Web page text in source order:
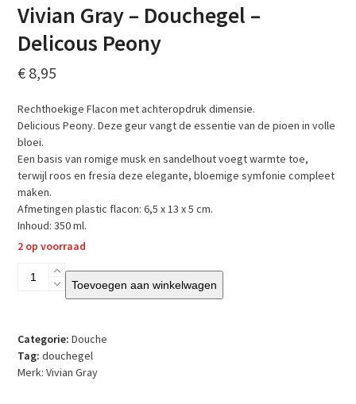
Vivian Gray – Douchegel –
Delicous Peony
€ 8,95
Rechthoekige Flacon met achteropdruk dimensie.
Delicious Peony. Deze geur vangt de essentie van de pioen in volle
bloei.
Een basis van romige musk en sandelhout voegt warmte toe,
terwijl roos en fresia deze elegante, bloemige symfonie compleet
maken.
Afmetingen plastic flacon: 6,5 x 13 x 5 cm.
Inhoud: 350 ml.
2 op voorraad
Vivian
-
Delicous
Peony
Toevoegen aan winkelwagen
Categorie: Douche
Tag: douchegel
Merk:Vivian Gray